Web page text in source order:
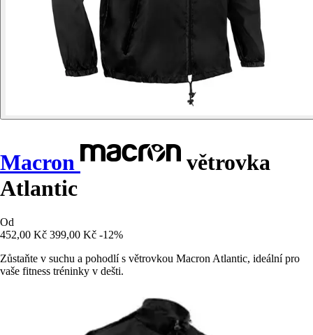
Macron
větrovka
Atlantic
Od
452,00 Kč 399,00 Kč -12%
Zůstaňte v suchu a pohodlí s větrovkou Macron Atlantic, ideální pro
vaše fitness tréninky v dešti.